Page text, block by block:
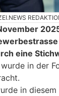
eine
in der
in diesem